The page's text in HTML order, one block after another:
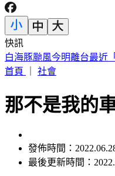
快訊
買手搖飲「發票中1000
首頁
社會
那不是我的
發佈時間：
最後更新時間：